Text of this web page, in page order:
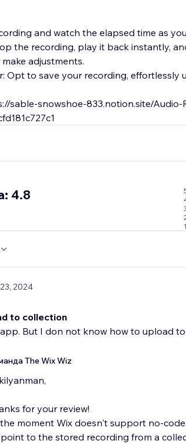
and watch the elapsed time as
the recording, play it back instantly,
adjustments.
Opt to save your recording, effortlessly
sable-snowshoe-833.notion.site/Audio-
4.8
1
2024
to collection
app. But I don not know how to upload
The Wix Wiz
for your review!
moment Wix doesn't support no-
to the stored recording from a